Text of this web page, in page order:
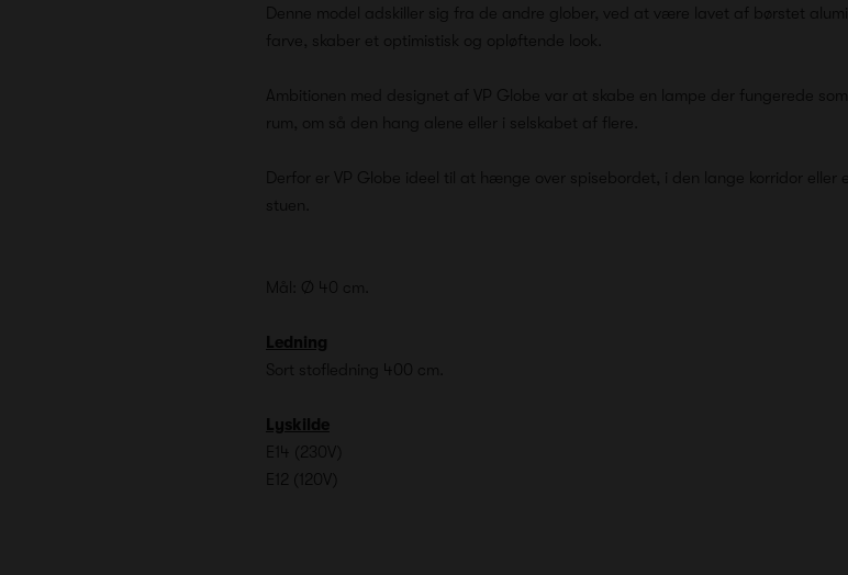
Denne model adskiller sig fra de andre glober, ved at være lavet af børstet
farve, skaber et optimistisk og opløftende look.
Ambitionen med designet af VP Globe var at skabe en lampe der fungerede
rum, om så den hang alene eller i selskabet af flere.
Derfor er VP Globe ideel til at hænge over spisebordet, i den lange korridor
stuen.
Mål: Ø 40 cm.
Ledning
Sort stofledning 400 cm.
Lyskilde
E14 (230V)
E12 (120V)